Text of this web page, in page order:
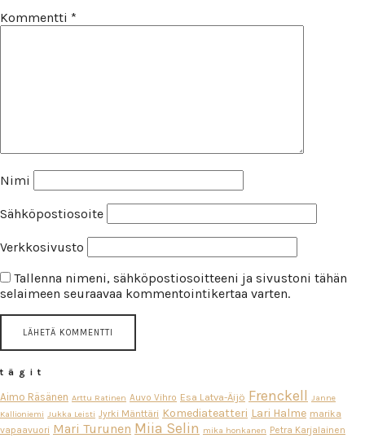
Kommentti *
Nimi
Sähköpostiosoite
Verkkosivusto
Tallenna nimeni, sähköpostiosoitteeni ja sivustoni tähän
selaimeen seuraavaa kommentointikertaa varten.
tägit
Aimo Räsänen Arttu Ratinen Auvo Vihro Esa Latva-Äijö Frenckell
Janne
Kallioniemi Jukka Leisti Jyrki Mänttäri Komediateatteri Lari Halme marika
vapaavuori Mari Turunen Miia Selin mika honkanen Petra Karjalainen